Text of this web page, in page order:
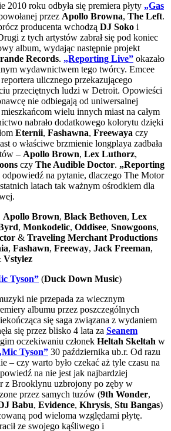
2010 roku odbyła się premiera płyty „Gas
przez Apollo Browna, The Left.
producenta wchodzą DJ Soko i
z tych artystów zabrał się pod koniec
album, wydając następnie projekt
Records. „Reporting Live” okazało
wydawnictwem tego twórcy. Emcee
ulicznego przekazującego
przeciętnych ludzi w Detroit. Opowieści
nie odbiegają od uniwersalnej
wielu innych miast na całym
nabrało dodatkowego kolorytu dzięki
Eternii, Fashawna, Freewaya czy
o właściwe brzmienie longplaya zadbała
– Apollo Brown, Lex Luthorz,
czy The Audible Doctor. „Reporting
na pytanie, dlaczego The Motor
latach tak ważnym ośrodkiem dla
Apollo Brown, Black Bethoven, Lex
, Monkodelic, Oddisee, Snowgoons,
& Traveling Merchant Productions
, Fashawn, Freeway, Jack Freeman,
Vstylez
Tyson” (Duck Down Music)
nie przepada za wiecznym
albumu przez poszczególnych
się saga związana z wydaniem
się przez blisko 4 lata za Seanem
oczekiwaniu członek Heltah Skeltah w
Tyson” 30 października ub.r. Od razu
– czy warto było czekać aż tyle czasu na
na nie jest jak najbardziej
z Brooklynu uzbrojony po zęby w
przez samych tuzów (9th Wonder,
Babu, Evidence, Khrysis, Stu Bangas)
pod wieloma względami płytę.
ze swojego kąśliwego i